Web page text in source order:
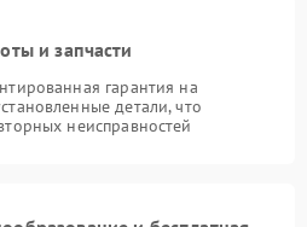
и запчасти
гарантия на
детали, что
неисправностей